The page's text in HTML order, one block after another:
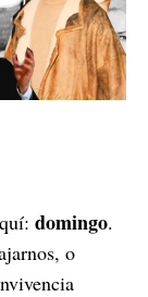
domingo.
o